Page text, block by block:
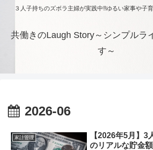
３人子持ちのズボラ主婦が実践中‼ゆるい家事や子
共働きのLaugh Story～シンプルラ
す～
2026-06
家計管理
【2026年5月】3
のリアルな貯金